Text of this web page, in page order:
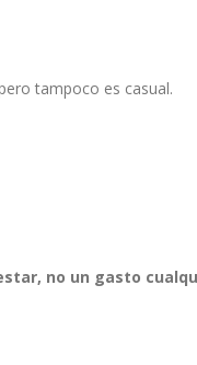
tampoco es casual.
no un gasto